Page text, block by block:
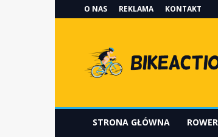
O NAS REKLAMA KONTAKT
STRONA GŁÓWNA